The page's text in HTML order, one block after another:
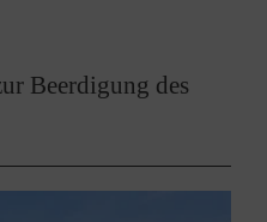
Beerdigung des